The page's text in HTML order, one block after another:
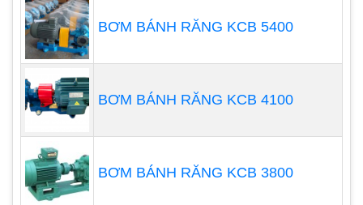
Bánh răng xoắn ốc tạo ra các xung thấp hơn một
BƠM BÁNH RĂNG KCB 5400
BƠM BÁNH RĂNG KCB 4100
BƠM BÁNH RĂNG KCB 3800